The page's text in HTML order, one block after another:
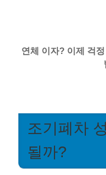
연체 이자? 이제 걱
조기폐차
될까?